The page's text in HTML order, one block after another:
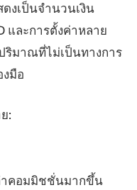
งเป็นจำนวนเงิน
และการตั้งค่าหลาย
ริมาณที่ไม่เป็นทางการ
มือ
:
าคอมมิชชั่นมากขึ้น